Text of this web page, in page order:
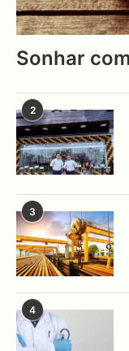
Sonhar
2
3
4